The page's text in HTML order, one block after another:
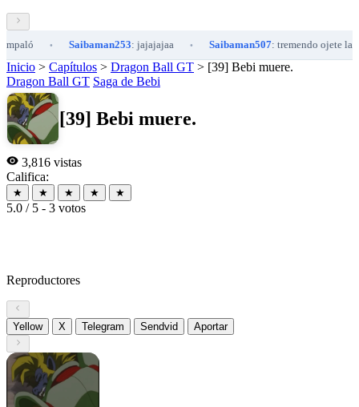
• Saibaman253: jajajajaa • Saibaman507: tremendo ojete la pan
Inicio > Capítulos > Dragon Ball GT > [39] Bebi muere.
Dragon Ball GT Saga de Bebi
[39] Bebi muere.
3,816 vistas
Califica:
★ ★ ★ ★ ★
5.0 / 5 - 3 votos
Reproductores
Yellow X Telegram Sendvid Aportar